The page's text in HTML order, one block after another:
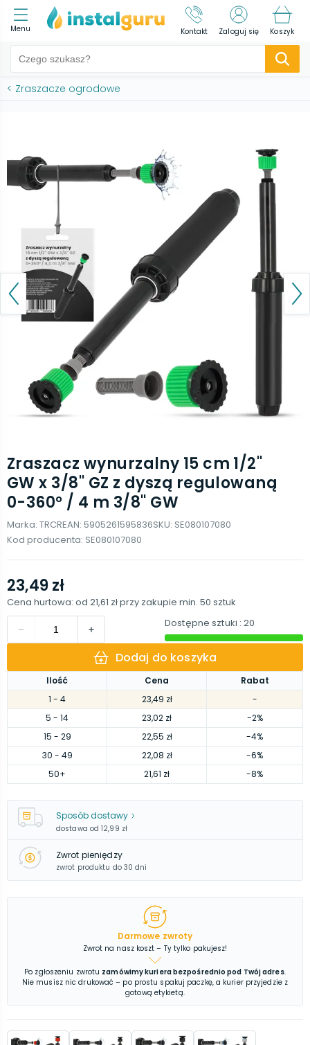
Menu Kontakt Zaloguj się Koszyk
< Zraszacze ogrodowe
Zraszacz wynurzalny 15 cm 1/2''
GW x 3/8'' GZ z dyszą regulowaną
0-360° / 4 m 3/8'' GW
Marka: TRCREAN: 5905261595836SKU: SE080107080
Kod producenta: SE080107080
Ilość Cena
Rabat
1 - 4 23,49 zł
-
5 - 14 23,02 zł
-2%
15 - 29 22,55 zł
-4%
30 - 49 22,08 zł
-6%
50+ 21,61 zł -8%
23,49 zł
Cena hurtowa: od 21,61 złprzy zakupie min. 50 sztuk
Dostępne sztuki : 20
Dodaj do koszyka
Sposób dostawy
dostawa od 12,99 zł
Zwrot pieniędzy
zwrot produktu do 30 dni
Darmowe zwroty
Zwrot na nasz koszt – Ty tylko pakujesz!
Po zgłoszeniu zwrotu zamówimy kuriera bezpośrednio pod Twój adres.
Nie musisz nic drukować – po prostu spakuj paczkę, a kurier przyjedzie z
gotową etykietą.